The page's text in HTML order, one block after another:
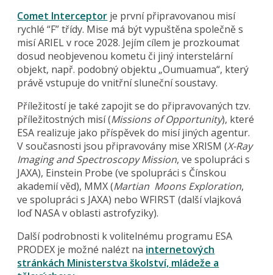
Comet Interceptor je první připravovanou misí
rychlé “F” třídy. Mise má být vypuštěna společně s
misí ARIEL v roce 2028. Jejím cílem je prozkoumat
dosud neobjevenou kometu či jiný interstelární
objekt, např. podobný objektu „Oumuamua“, který
právě vstupuje do vnitřní sluneční soustavy.
Příležitostí je také zapojit se do připravovaných tzv.
příležitostných misí (Missions of Opportunity), které
ESA realizuje jako příspěvek do misí jiných agentur.
V současnosti jsou připravovány mise XRISM (X-Ray
Imaging and Spectroscopy Mission, ve spolupráci s
JAXA), Einstein Probe (ve spolupráci s Čínskou
akademií věd), MMX (Martian Moons Exploration,
ve spolupráci s JAXA) nebo WFIRST (další vlajková
loď NASA v oblasti astrofyziky).
Další podrobnosti k volitelnému programu ESA
PRODEX je možné nalézt na internetových
stránkách Ministerstva školství, mládeže a